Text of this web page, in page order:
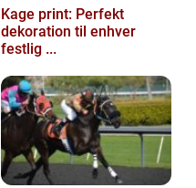
Kage print: Perfekt
dekoration til enhver
festlig ...